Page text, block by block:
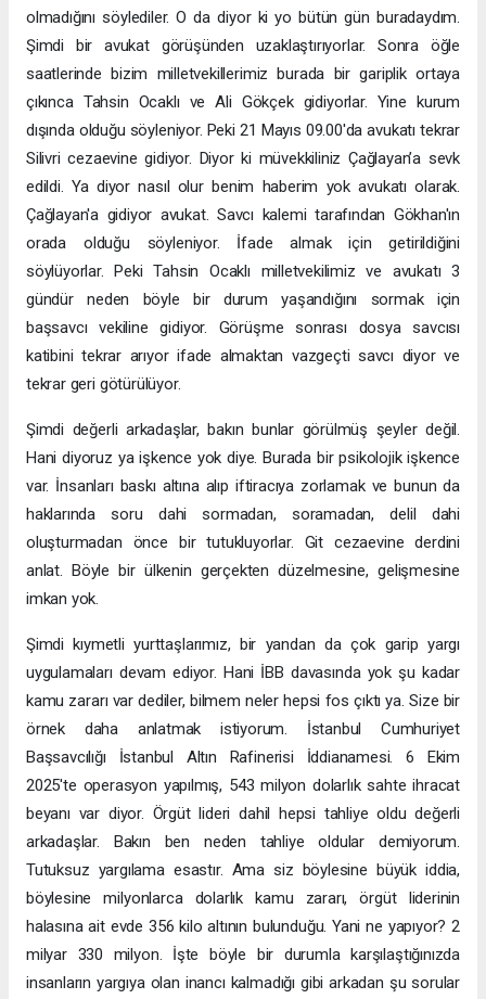
olmadığını söylediler. O da diyor ki yo bütün gün buradaydım.
Şimdi bir avukat görüşünden uzaklaştırıyorlar. Sonra öğle
saatlerinde bizim milletvekillerimiz burada bir gariplik ortaya
çıkınca Tahsin Ocaklı ve Ali Gökçek gidiyorlar. Yine kurum
dışında olduğu söyleniyor. Peki 21 Mayıs 09.00'da avukatı tekrar
Silivri cezaevine gidiyor. Diyor ki müvekkiliniz Çağlayan’a sevk
edildi. Ya diyor nasıl olur benim haberim yok avukatı olarak.
Çağlayan'a gidiyor avukat. Savcı kalemi tarafından Gökhan'ın
orada olduğu söyleniyor. İfade almak için getirildiğini
söylüyorlar. Peki Tahsin Ocaklı milletvekilimiz ve avukatı 3
gündür neden böyle bir durum yaşandığını sormak için
başsavcı vekiline gidiyor. Görüşme sonrası dosya savcısı
katibini tekrar arıyor ifade almaktan vazgeçti savcı diyor ve
tekrar geri götürülüyor.
Şimdi değerli arkadaşlar, bakın bunlar görülmüş şeyler değil.
Hani diyoruz ya işkence yok diye. Burada bir psikolojik işkence
var. İnsanları baskı altına alıp iftiracıya zorlamak ve bunun da
haklarında soru dahi sormadan, soramadan, delil dahi
oluşturmadan önce bir tutukluyorlar. Git cezaevine derdini
anlat. Böyle bir ülkenin gerçekten düzelmesine, gelişmesine
imkan yok.
Şimdi kıymetli yurttaşlarımız, bir yandan da çok garip yargı
uygulamaları devam ediyor. Hani İBB davasında yok şu kadar
kamu zararı var dediler, bilmem neler hepsi fos çıktı ya. Size bir
örnek daha anlatmak istiyorum. İstanbul Cumhuriyet
Başsavcılığı İstanbul Altın Rafinerisi İddianamesi. 6 Ekim
2025'te operasyon yapılmış, 543 milyon dolarlık sahte ihracat
beyanı var diyor. Örgüt lideri dahil hepsi tahliye oldu değerli
arkadaşlar. Bakın ben neden tahliye oldular demiyorum.
Tutuksuz yargılama esastır. Ama siz böylesine büyük iddia,
böylesine milyonlarca dolarlık kamu zararı, örgüt liderinin
halasına ait evde 356 kilo altının bulunduğu. Yani ne yapıyor? 2
milyar 330 milyon. İşte böyle bir durumla karşılaştığınızda
insanların yargıya olan inancı kalmadığı gibi arkadan şu sorular